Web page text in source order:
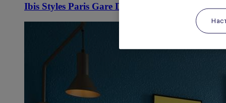
Ibis Styles Paris Gare De Lyon Bastille